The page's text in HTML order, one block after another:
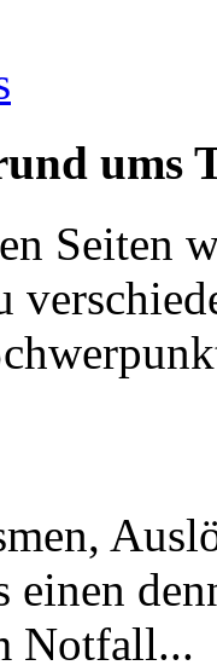
ums
Seiten
einen
Notfall...